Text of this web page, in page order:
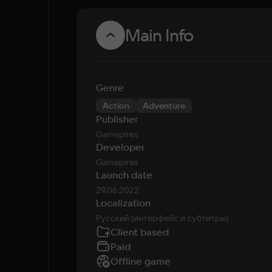
Main Info
Genre
Action Adventure
Publisher
Gamepires
Developer
Gamepires
Launch date
29.06.2022
Localization
Русский (интерфейс и субтитры)
Client based
Paid
Offline game